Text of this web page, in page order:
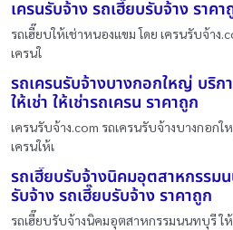
เครนรับจ้าง รถเฮี๊ยบรับจ้าง ราคา
รถเฮี๊ยบให้เช่าหนองแขม โดย เครนรับจ้าง
เครนใ
รถเครนรับจ้างบางกอกใหญ่ บริก
ให้เช่า ให้เช่ารถเครน ราคาถูก
เครนรับจ้าง.com รถเครนรับจ้างบางกอกใ
เครนให้เ
รถเฮี๊ยบรับจ้างนิคมอุตสาหกรรม
รับจ้าง รถเฮี๊ยบรับจ้าง ราคาถูก
รถเฮี๊ยบรับจ้างนิคมอุตสาหกรรมนนทบุรี ให้